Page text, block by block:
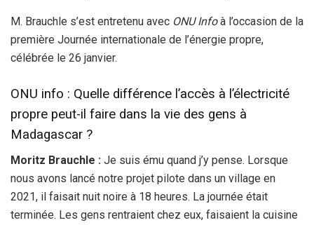
M. Brauchle s’est entretenu avec ONU Infoà l’occasion de la
première Journée internationale de l’énergie propre,
célébrée le 26 janvier.
ONU info : Quelle différence l’accès à l’électricité
propre peut-il faire dans la vie des gens à
Madagascar ?
Moritz Brauchle : Je suis ému quand j’y pense. Lorsque
nous avons lancé notre projet pilote dans un village en
2021, il faisait nuit noire à 18 heures. La journée était
terminée. Les gens rentraient chez eux, faisaient la cuisine